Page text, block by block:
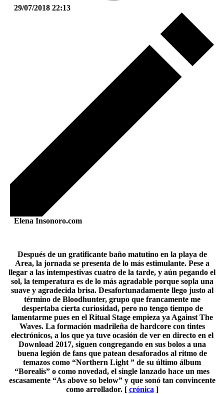
29/07/2018 22:13
Elena Insonoro.com
Después de un gratificante baño matutino en la playa de
Area, la jornada se presenta de lo más estimulante. Pese a
llegar a las intempestivas cuatro de la tarde, y aún pegando el
sol, la temperatura es de lo más agradable porque sopla una
suave y agradecida brisa. Desafortunadamente llego justo al
término de Bloodhunter, grupo que francamente me
despertaba cierta curiosidad, pero no tengo tiempo de
lamentarme pues en el Ritual Stage empieza ya Against The
Waves. La formación madrileña de hardcore con tintes
electrónicos, a los que ya tuve ocasión de ver en directo en el
Download 2017, siguen congregando en sus bolos a una
buena legión de fans que patean desaforados al ritmo de
temazos como “Northern Light ” de su último álbum
“Borealis” o como novedad, el single lanzado hace un mes
escasamente “As above so below” y que sonó tan convincente
como arrollador. [ crónica ]